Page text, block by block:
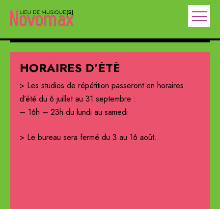
passeront en horaires
:
3 au 16 août.
INSCRIPTIONS AUX
MUSIQUE
Les pré-inscriptions et pré-
batterie, chant et guitare et basse